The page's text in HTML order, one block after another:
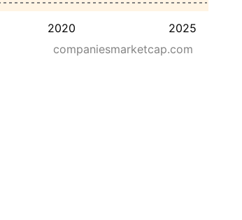
2020 2025
companiesmarketcap.com